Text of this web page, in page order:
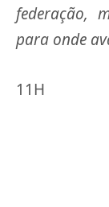
federação,
para onde
11H